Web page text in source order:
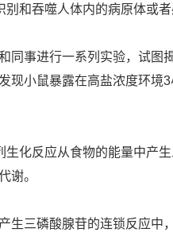
别和吞噬人体内的病原体或
事进行一系列实验，试图
现小鼠暴露在高盐浓度环
化反应从食物的能量中产
谢。
三磷酸腺苷的连锁反应中